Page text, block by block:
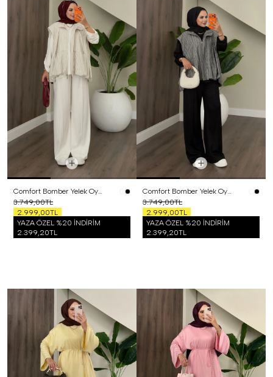
Comfort Bomber Yelek Oysh Üçlü Takım Beyaz
3.749,00TL
2.999,00TL
YAZA ÖZEL %20 İNDİRİM
2.399,20TL
Comfort Bomber Yelek Oysh Üçlü Takım Siyah
3.749,00TL
2.999,00TL
YAZA ÖZEL %20 İNDİRİM
2.399,20TL